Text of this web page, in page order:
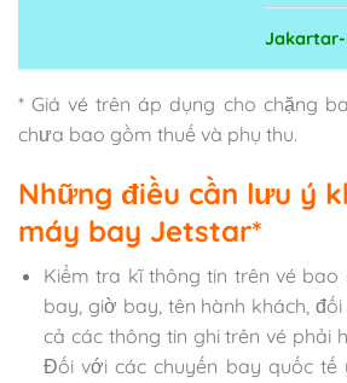
* Giá vé trên áp dụng cho chặng
chưa bao gồm thuế và phụ thu.
Những điều cần lưu ý
máy bay Jetstar*
Kiểm tra kĩ thông tin trên vé
bay, giờ bay, tên hành khách,
cả các thông tin ghi trên vé phải
Đối với các chuyến bay quốc tế